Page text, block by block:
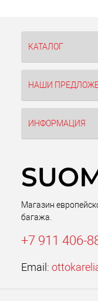
КАТАЛОГ
НАШИ
ИНФОРМАЦИЯ
Магазин
багажа.
+7 911 406-
Email: